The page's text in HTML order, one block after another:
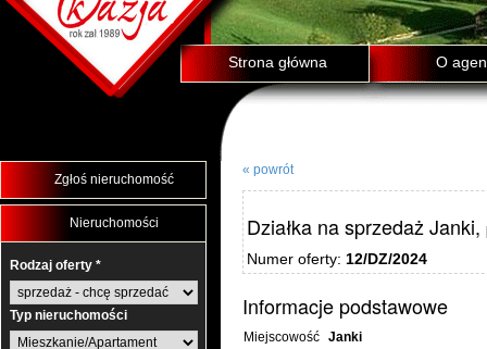
Strona główna O
Zgłoś nieruchomość
Nieruchomości
Rodzaj oferty *
Typ nieruchomości
« powrót
Działka na sprzedaż Janki,
Numer oferty: 12/DZ/2024
Informacje podstawowe
Miejscowość Janki